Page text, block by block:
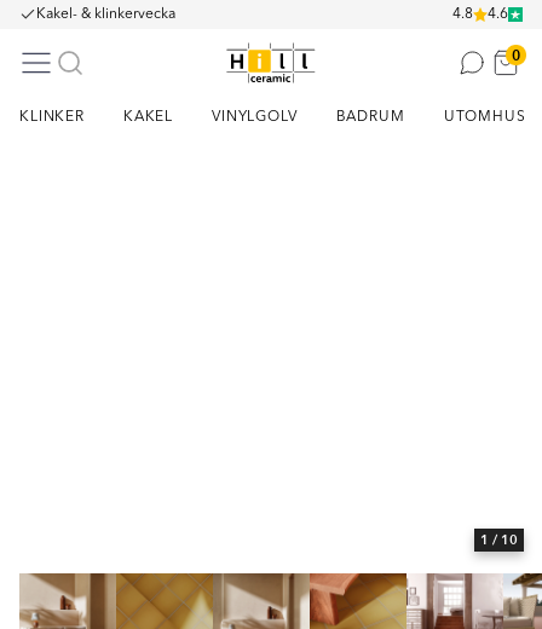
Kakel- & klinkervecka 4.8 4.6
0
KLINKER KAKEL VINYLGOLV BADRUM UTOMHUS
1 / 10